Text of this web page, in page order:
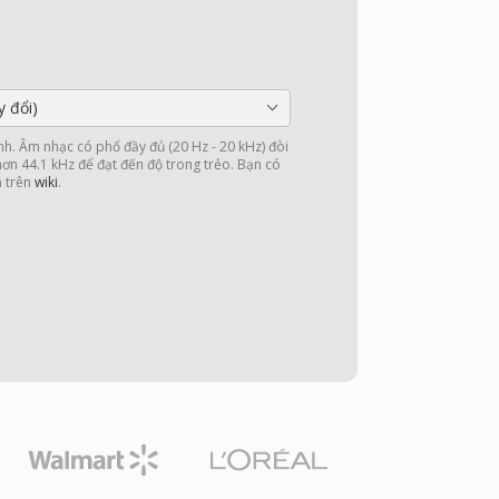
đổi)
Âm nhạc có phổ đầy đủ (20 Hz - 20 kHz) đòi
44.1 kHz để đạt đến độ trong trẻo. Bạn có
trên wiki.